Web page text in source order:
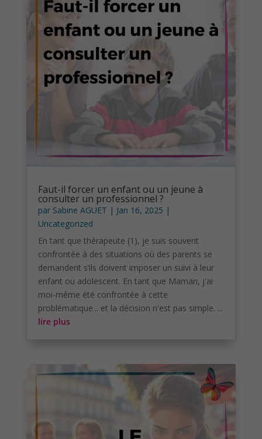
Faut-il forcer un enfant ou un jeune à
consulter un professionnel ?
par Sabine AGUET | Jan 16, 2025 |
Uncategorized
En tant que thérapeute (1), je suis souvent
confrontée à des situations où des parents se
demandent s’ils doivent imposer un suivi à leur
enfant ou adolescent. En tant que Maman, j'ai
moi-même été confrontée à cette
problématique... et la décision n'est pas simple. ...
lire plus